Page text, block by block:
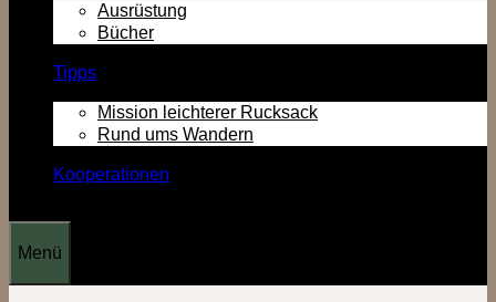
Ausrüstung
Bücher
Tipps
Mission leichterer Rucksack
Rund ums Wandern
Kooperationen
Menü